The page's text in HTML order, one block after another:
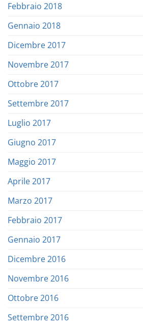
Febbraio 2018
Gennaio 2018
Dicembre 2017
Novembre 2017
Ottobre 2017
Settembre 2017
Luglio 2017
Giugno 2017
Maggio 2017
Aprile 2017
Marzo 2017
Febbraio 2017
Gennaio 2017
Dicembre 2016
Novembre 2016
Ottobre 2016
Settembre 2016